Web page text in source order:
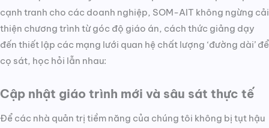
cạnh tranh cho các doanh nghiệp, SOM-AIT không ngừng cải
thiện chương trình từ góc độ giáo án, cách thức giảng dạy
đến thiết lập các mạng lưới quan hệ chất lượng ‘đường dài’ để
cọ sát, học hỏi lẫn nhau:
Cập nhật giáo trình mới và sâu sát thực tế
Để các nhà quản trị tiềm năng của chúng tôi không bị tụt hậu